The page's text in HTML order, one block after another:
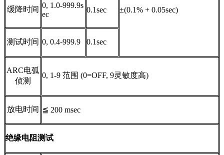
±(0.1% + 0.05sec)
缓降时间 0, 1.0-999.9s
ec
0.1sec
测试时间 0, 0.4-999.9 0.1sec
ARC电弧
侦测
0, 1-9范围 (0=OFF, 9灵敏度高)
放电时间 ≦ 200 msec
绝缘电阻测试